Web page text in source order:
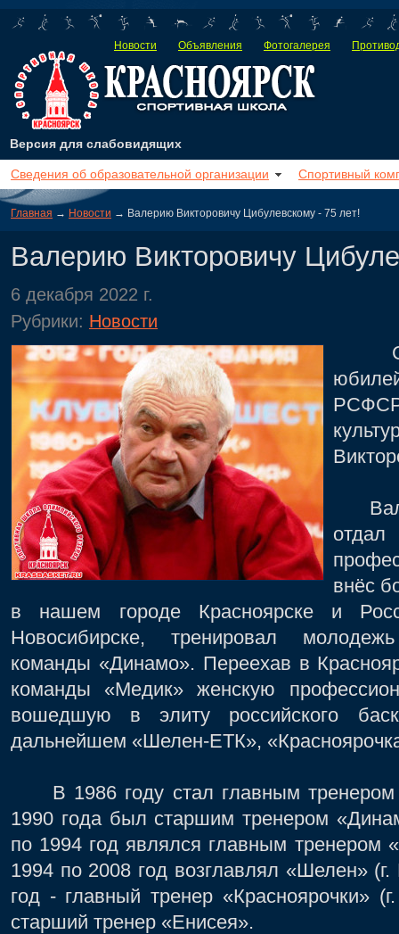
Новости Объявления Фотогалерея
Версия для слабовидящих
Сведения об образовательной организации Спортивный
Главная → Новости → Валерию Викторовичу Цибулевскому - 75 лет!
Валерию Викторовичу
6 декабря 2022 г.
Рубрики: Новости
отдал
внёс
в нашем городе Красноярске и
Новосибирске, тренировал
команды «Динамо». Переехав в
команды «Медик» женскую
вошедшую в элиту российского
дальнейшем «Шелен-ЕТК»,
В 1986 году стал главным
1990 года был старшим тренером
по 1994 год являлся главным тренером
1994 по 2008 год возглавлял «Шелен»
год - главный тренер «Красноярочки»
старший тренер «Енисея».